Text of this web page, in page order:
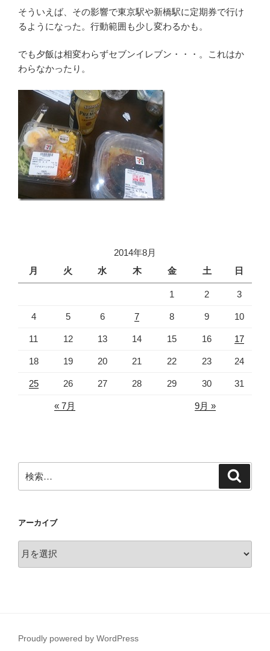
そういえば、その影響で東京駅や新橋駅に定期券で行け
るようになった。行動範囲も少し変わるかも。
でも夕飯は相変わらずセブンイレブン・・・。これはか
わらなかったり。
2014年8月
月
火 水 木 金 土 日
1 2 3
4 5 6 7 8 9 10
11 12 13 14 15 16 17
18 19 20 21 22 23 24
25 26 27 28 29 30 31
« 7月 9月 »
索:
アーカイブ
ー
Proudly powered by WordPress